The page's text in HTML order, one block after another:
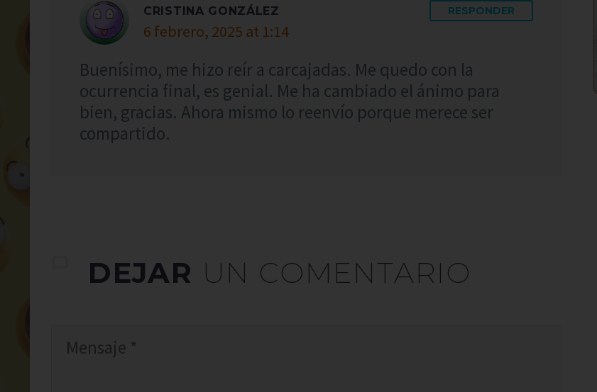
CRISTINA GONZÁLEZ
6 febrero, 2025 at 1:14
RESPONDER
Buenísimo, me hizo reír a carcajadas. Me quedo con la
ocurrencia final, es genial. Me ha cambiado el ánimo para
bien, gracias. Ahora mismo lo reenvío porque merece ser
compartido.
DEJAR UN COMENTARIO